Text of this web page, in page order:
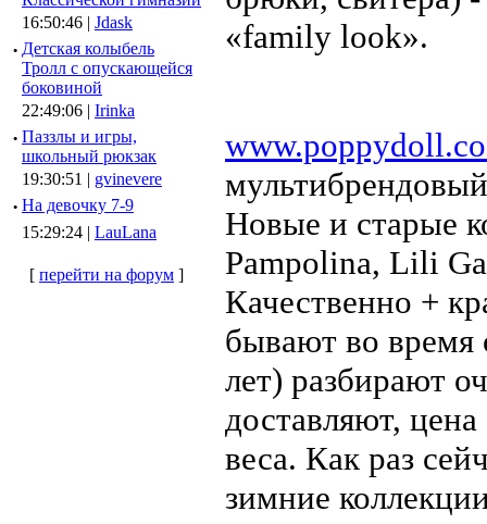
16:50:46 | Jdask
· Детская колыбель
Тролл с опускающейся
боковиной
22:49:06 | Irinka
· Паззлы и игры,
школьный рюкзак
19:30:51 | gvinevere
· Hа девочку 7-9
15:29:24 | LauLana
[ перейти на форум ]
«family look».
Новые и старые
Pampolina, Lili
Качественно +
бывают во время
лет) разбирают
доставляют,
веса. Как раз
зимние